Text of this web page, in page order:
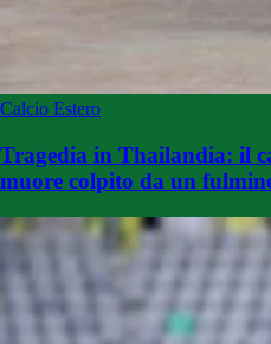
Calcio Estero
Tragedia in Thailandia: il
muore colpito da un